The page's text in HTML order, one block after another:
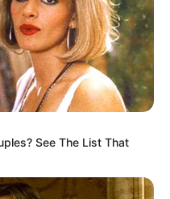
See The List That